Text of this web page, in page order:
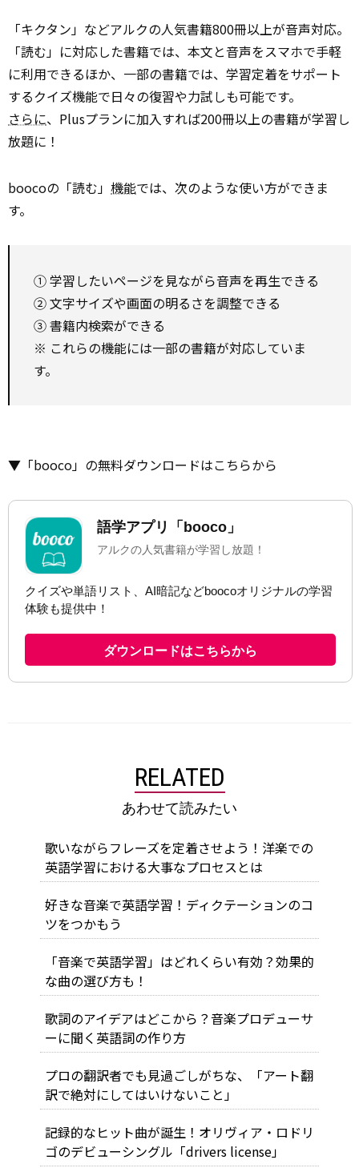
「キクタン」などアルクの人気書籍800冊以上が音声対応。
「読む」に対応した書籍では、本文と音声をスマホで手軽
に利用できるほか、一部の書籍では、学習定着をサポート
するクイズ機能で日々の復習や力試しも可能です。
さらに、Plusプランに加入すれば200冊以上の書籍が学習し
放題に！
boocoの「読む」 機能では、次のような使い方ができま
す。
① 学習したいページを見ながら音声を再生できる
② 文字サイズや画面の明るさを調整できる
③ 書籍内検索ができる
※ これらの機能には一部の書籍が対応していま
す。
▼「booco」の無料ダウンロードはこちらから
RELATED
あわせて読みたい
歌いながらフレーズを定着させよう！洋楽での
英語学習における大事なプロセスとは
好きな音楽で英語学習！ディクテーションのコ
ツをつかもう
「音楽で英語学習」はどれくらい有効？効果的
な曲の選び方も！
歌詞のアイデアはどこから？音楽プロデューサ
ーに聞く英語詞の作り方
プロの翻訳者でも見過ごしがちな、「アート翻
訳で絶対にしてはいけないこと」
記録的なヒット曲が誕生！オリヴィア・ロドリ
ゴのデビューシングル「drivers license」